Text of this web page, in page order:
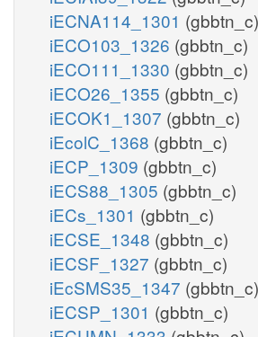
iECNA114_1301 (gbbtn_c)
iECO103_1326 (gbbtn_c)
iECO111_1330 (gbbtn_c)
iECO26_1355 (gbbtn_c)
iECOK1_1307 (gbbtn_c)
iEcolC_1368 (gbbtn_c)
iECP_1309 (gbbtn_c)
iECS88_1305 (gbbtn_c)
iECs_1301 (gbbtn_c)
iECSE_1348 (gbbtn_c)
iECSF_1327 (gbbtn_c)
iEcSMS35_1347 (gbbtn_c)
iECSP_1301 (gbbtn_c)